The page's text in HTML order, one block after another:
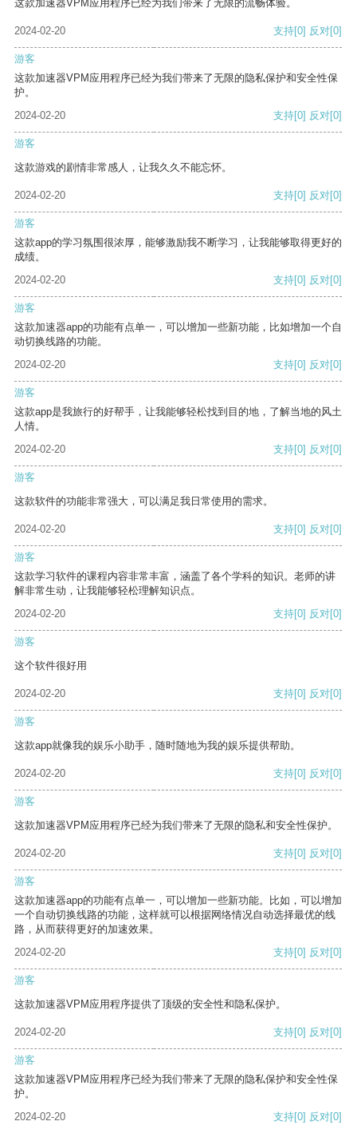
这款加速器VPM应用程序已经为我们带来了无限的流畅体验。
2024-02-20 支持[0] 反对[0]
游客
这款加速器VPM应用程序已经为我们带来了无限的隐私保护和安全性保
护。
2024-02-20
支持[0] 反对[0]
游客
这款游戏的剧情非常感人，让我久久不能忘怀。
2024-02-20 支持[0] 反对[0]
游客
这款app的学习氛围很浓厚，能够激励我不断学习，让我能够取得更好的
成绩。
2024-02-20
支持[0] 反对[0]
游客
这款加速器app的功能有点单一，可以增加一些新功能，比如增加一个自
动切换线路的功能。
2024-02-20
支持[0] 反对[0]
游客
这款app是我旅行的好帮手，让我能够轻松找到目的地，了解当地的风土
人情。
2024-02-20
支持[0] 反对[0]
游客
这款软件的功能非常强大，可以满足我日常使用的需求。
2024-02-20 支持[0] 反对[0]
游客
这款学习软件的课程内容非常丰富，涵盖了各个学科的知识。老师的讲
解非常生动，让我能够轻松理解知识点。
2024-02-20
支持[0] 反对[0]
游客
这个软件很好用
2024-02-20 支持[0] 反对[0]
游客
这款app就像我的娱乐小助手，随时随地为我的娱乐提供帮助。
2024-02-20 支持[0] 反对[0]
游客
这款加速器VPM应用程序已经为我们带来了无限的隐私和安全性保护。
2024-02-20 支持[0] 反对[0]
游客
这款加速器app的功能有点单一，可以增加一些新功能。比如，可以增加
一个自动切换线路的功能，这样就可以根据网络情况自动选择最优的线
路，从而获得更好的加速效果。
2024-02-20
支持[0] 反对[0]
游客
这款加速器VPM应用程序提供了顶级的安全性和隐私保护。
2024-02-20 支持[0] 反对[0]
游客
这款加速器VPM应用程序已经为我们带来了无限的隐私保护和安全性保
护。
2024-02-20
支持[0] 反对[0]